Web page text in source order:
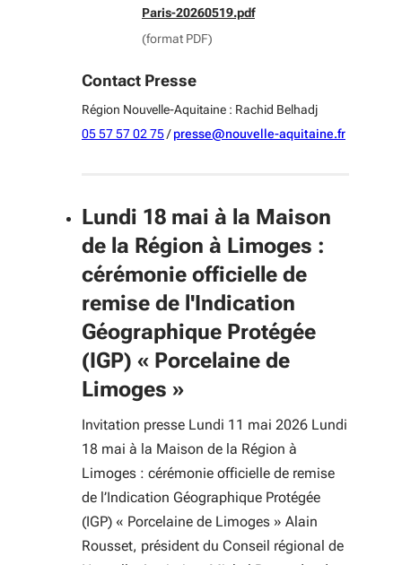
Paris-20260519.pdf
(format PDF)
Contact Presse
Région Nouvelle-Aquitaine : Rachid Belhadj
05 57 57 02 75/presse@nouvelle-aquitaine.fr
Lundi 18 mai à la Maison
de la Région à Limoges :
cérémonie officielle de
remise de l'Indication
Géographique Protégée
(IGP) « Porcelaine de
Limoges »
Invitation presse Lundi 11 mai 2026 Lundi
18 mai à la Maison de la Région à
Limoges : cérémonie officielle de remise
de l’Indication Géographique Protégée
(IGP) « Porcelaine de Limoges » Alain
Rousset, président du Conseil régional de